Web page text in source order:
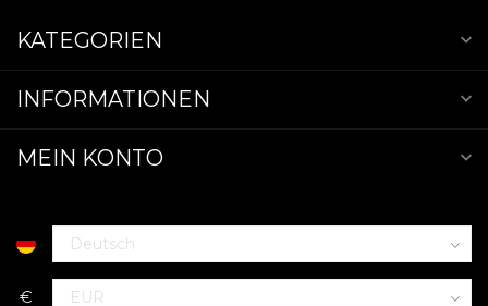
KATEGORIEN
INFORMATIONEN
MEIN KONTO
€